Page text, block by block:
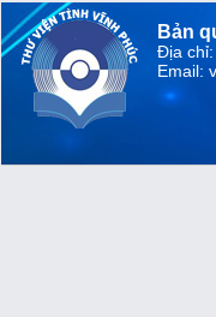
Bản
Địa
Email: